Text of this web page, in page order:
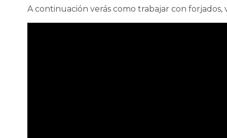
A continuación verás como trabajar con forjados,